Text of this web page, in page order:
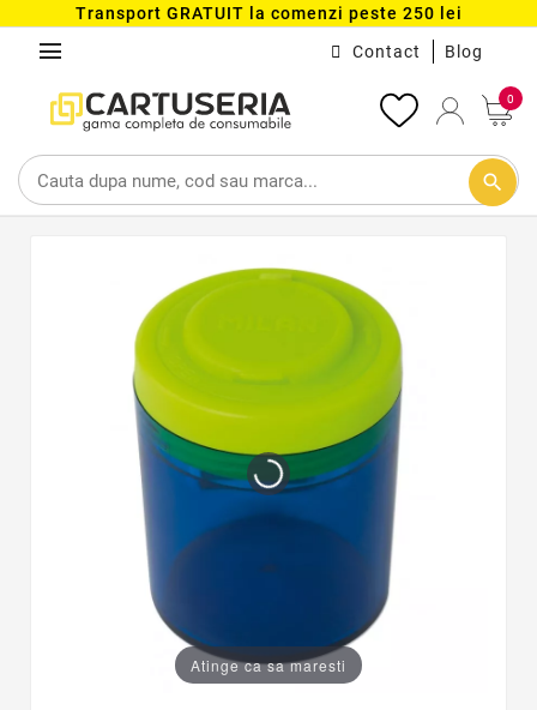
Transport GRATUIT la comenzi peste 250 lei
menu Contact Blog
0
search
Atinge ca sa maresti